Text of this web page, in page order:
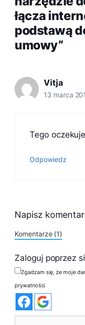
łącza
podstawą
umowy”
Vitja
13 marca
Tego oczekuje
Odpowiedz
Napisz
Komentarze (1)
Zaloguj poprzez
Zgadzam się, że moje
prywatności